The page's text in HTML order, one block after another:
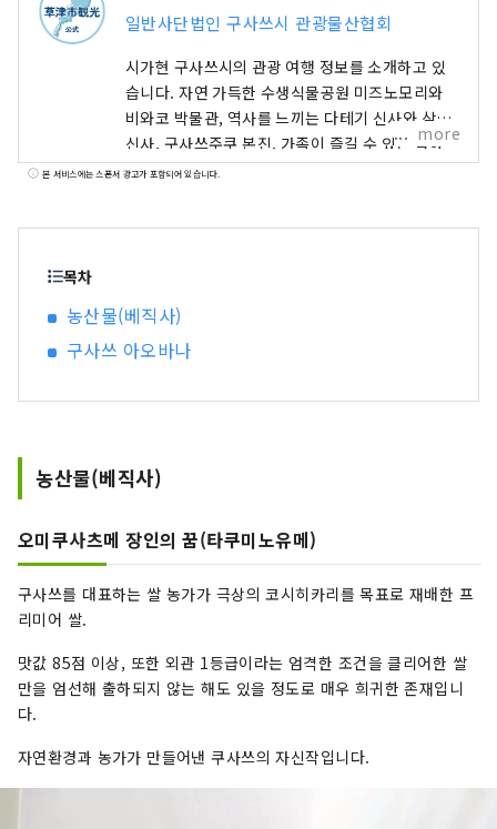
일반사단법인 구사쓰시 관광물산협회
시가현 구사쓰시의 관광 여행 정보를 소개하고 있
습니다. 자연 가득한 수생식물공원 미즈노모리와
비와코 박물관, 역사를 느끼는 다테기 신사와 삼대
신사, 구사쓰주쿠 본진, 가족이 즐길 수 있는 록하
공원 등 매력적인 명소·호텔·음식 정보가 가득.
more
본 서비스에는 스폰서 광고가 포함되어 있습니다.
목차
농산물(베직사)
구사쓰 아오바나
농산물(베직사)
오미쿠사츠메 장인의 꿈(타쿠미노유메)
구사쓰를 대표하는 쌀 농가가 극상의 코시히카리를 목표로 재배한 프
리미어 쌀.
맛값 85점 이상, 또한 외관 1등급이라는 엄격한 조건을 클리어한 쌀
만을 엄선해 출하되지 않는 해도 있을 정도로 매우 희귀한 존재입니
다.
자연환경과 농가가 만들어낸 쿠사쓰의 자신작입니다.